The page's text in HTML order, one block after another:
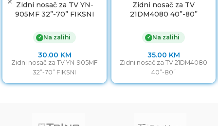
Zidni nosač za TV YN-
905MF 32”-70” FIKSNI
✓ Na zalihi
30.00 KM
Zidni nosač za TV YN-905MF
32”-70” FIKSNI
Zidni nosač za TV
21DM4080 40”-80”
✓ Na zalihi
35.00 KM
Zidni nosač za TV 21DM4080
40”-80”